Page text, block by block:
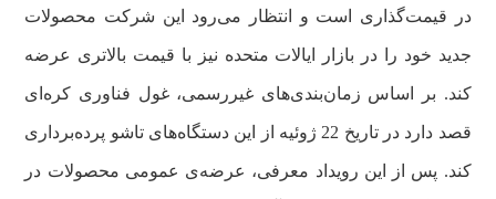
در قیمت‌گذاری است و انتظار می‌رود این شرکت محصولات
جدید خود را در بازار ایالات متحده نیز با قیمت بالاتری عرضه
کند. بر اساس زمان‌بندی‌های غیررسمی، غول فناوری کره‌ای
قصد دارد در تاریخ 22 ژوئیه از این دستگاه‌های تاشو پرده‌برداری
کند. پس از این رویداد معرفی، عرضه‌ی عمومی محصولات در